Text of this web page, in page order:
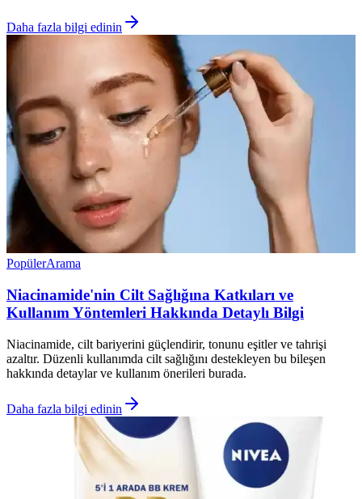
Daha fazla bilgi edinin
PopülerArama
Niacinamide'nin Cilt Sağlığına Katkıları ve
Kullanım Yöntemleri Hakkında Detaylı Bilgi
Niacinamide, cilt bariyerini güçlendirir, tonunu eşitler ve tahrişi
azaltır. Düzenli kullanımda cilt sağlığını destekleyen bu bileşen
hakkında detaylar ve kullanım önerileri burada.
Daha fazla bilgi edinin